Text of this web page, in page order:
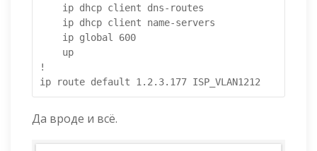
    ip dhcp client dns-routes
    ip dhcp client name-servers
    ip global 600
    up
!
Да вроде и всё.